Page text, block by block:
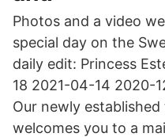
Photos and a video
special day on the
daily edit: Princess
18 2021-04-14 2020-
Our newly
welcomes you to a